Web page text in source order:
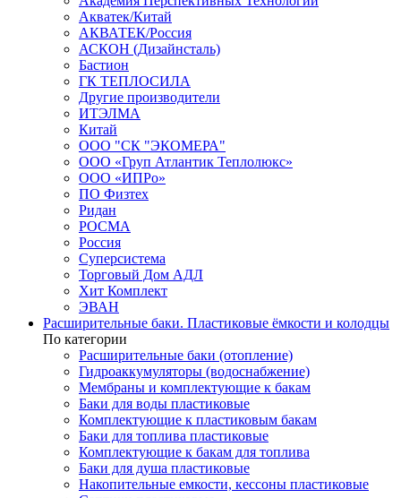
Акватек/Китай
АКВАТЕК/Россия
АСКОН (Дизайнсталь)
Бастион
ГК ТЕПЛОСИЛА
Другие производители
ИТЭЛМА
Китай
ООО "СК "ЭКОМЕРА"
ООО «Груп Атлантик Теплолюкс»
ООО «ИПРо»
ПО Физтех
Ридан
РОСМА
Россия
Суперсистема
Торговый Дом АДЛ
Хит Комплект
ЭВАН
Расширительные баки. Пластиковые ёмкости и колодцы
По категории
Расширительные баки (отопление)
Гидроаккумуляторы (водоснабжение)
Мембраны и комплектующие к бакам
Баки для воды пластиковые
Комплектующие к пластиковым бакам
Баки для топлива пластиковые
Комплектующие к бакам для топлива
Баки для душа пластиковые
Накопительные емкости, кессоны пластиковые